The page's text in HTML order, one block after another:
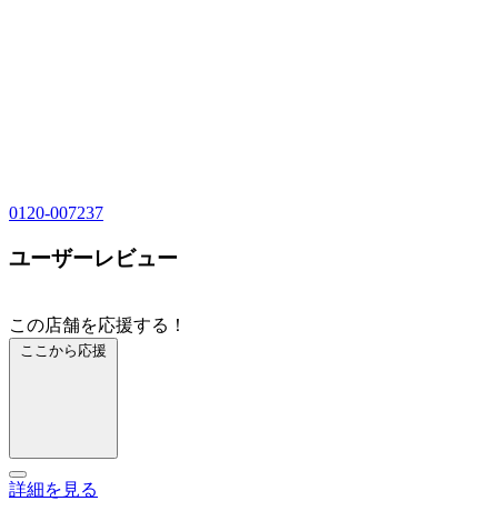
0120-007237
ユーザーレビュー
この店舗を応援する！
ここから応援
詳細を見る